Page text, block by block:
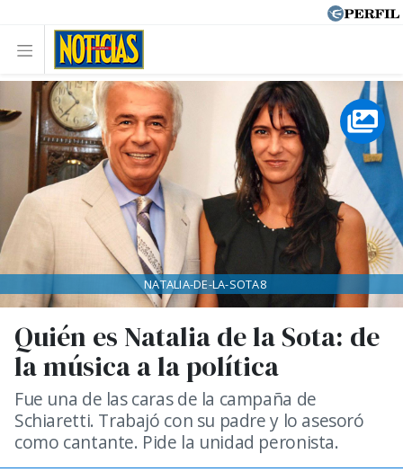
Quién es Natalia de la Sota: de
la música a la política
Fue una de las caras de la campaña de
Schiaretti. Trabajó con su padre y lo asesoró
como cantante. Pide la unidad peronista.
NATALIA-DE-LA-SOTA8